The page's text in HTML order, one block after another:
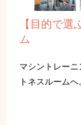
【目的で
ム
マシントレー
トネスルーム